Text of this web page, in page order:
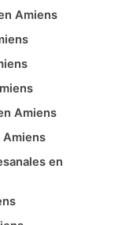
Amiens
Amiens
Amiens
en